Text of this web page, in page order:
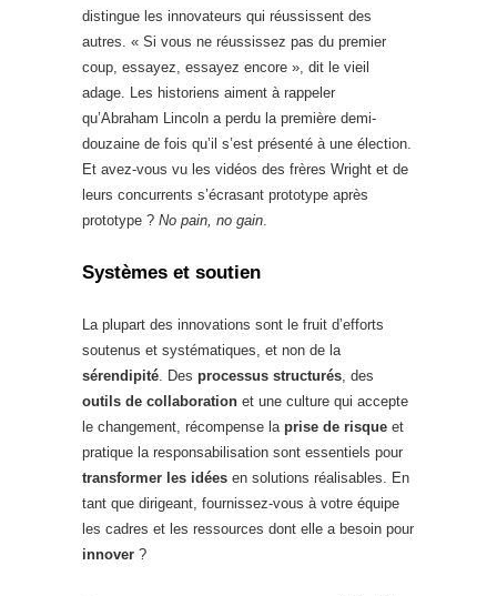
distingue les innovateurs qui réussissent des
autres. « Si vous ne réussissez pas du premier
coup, essayez, essayez encore », dit le vieil
adage. Les historiens aiment à rappeler
qu’Abraham Lincoln a perdu la première demi-
douzaine de fois qu’il s’est présenté à une élection.
Et avez-vous vu les vidéos des frères Wright et de
leurs concurrents s’écrasant prototype après
prototype ? No pain, no gain.
Systèmes et soutien
La plupart des innovations sont le fruit d’efforts
soutenus et systématiques, et non de la
sérendipité. Des processus structurés, des
outils de collaboration et une culture qui accepte
le changement, récompense la prise de risque et
pratique la responsabilisation sont essentiels pour
transformer les idées en solutions réalisables. En
tant que dirigeant, fournissez-vous à votre équipe
les cadres et les ressources dont elle a besoin pour
innover ?